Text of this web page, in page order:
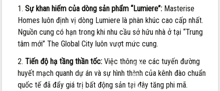
–
Giá
chênh
200
đến
800
triệu
Sự khan hiếm của dòng sản phẩm “Lumiere”: Masterise
Homes luôn định vị dòng Lumiere là phân khúc cao cấp nhất.
Nguồn cung có hạn trong khi nhu cầu sở hữu nhà ở tại “Trung
tâm mới” The Global City luôn vượt mức cung.
Tiến độ hạ tầng thần tốc: Việc thông xe các tuyến đường
huyết mạch quanh dự án và sự hình thành của kênh đào chuẩn
quốc tế đã đẩy giá trị bất động sản tại đây tăng phi mã.